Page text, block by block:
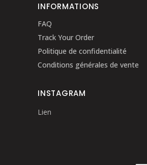
INFORMATIONS
FAQ
Track Your Order
Politique de confidentialité
Conditions générales de vente
INSTAGRAM
Lien